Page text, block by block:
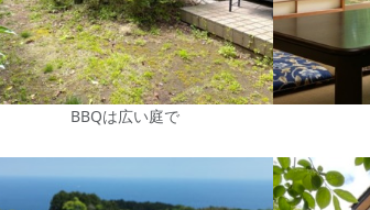
BBQは広い庭で